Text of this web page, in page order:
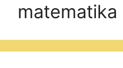
matematika